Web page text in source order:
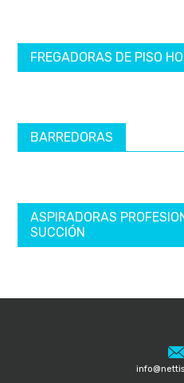
FREGADORAS DE PISO
BARREDORAS
ASPIRADORAS
SUCCIÓN